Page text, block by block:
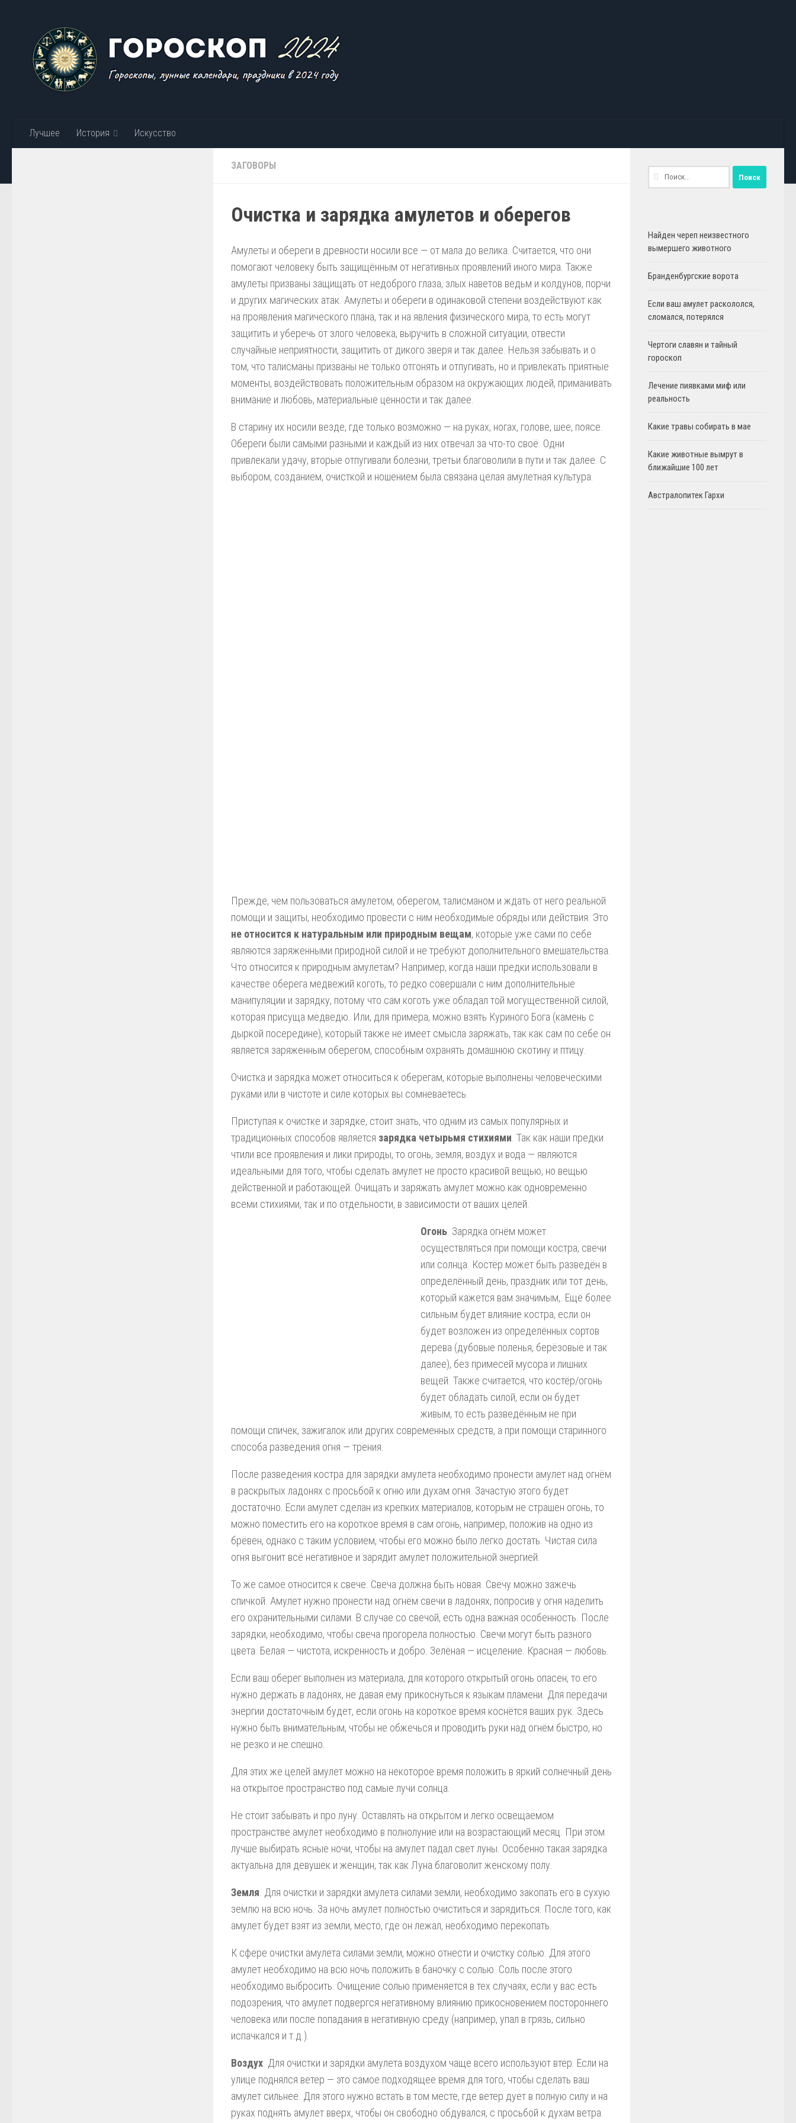
Лучшее История Искусство
ЗАГОВОРЫ
Очистка и зарядка амулетов и оберегов
Амулеты и обереги в древности носили все — от мала до велика. Считается, что они
помогают человеку быть защищённым от негативных проявлений иного мира. Также
амулеты призваны защищать от недоброго глаза, злых наветов ведьм и колдунов, порчи
и других магических атак. Амулеты и обереги в одинаковой степени воздействуют как
на проявления магического плана, так и на явления физического мира, то есть могут
защитить и уберечь от злого человека, выручить в сложной ситуации, отвести
случайные неприятности, защитить от дикого зверя и так далее. Нельзя забывать и о
том, что талисманы призваны не только отгонять и отпугивать, но и привлекать приятные
моменты, воздействовать положительным образом на окружающих людей, приманивать
внимание и любовь, материальные ценности и так далее.
В старину их носили везде, где только возможно — на руках, ногах, голове, шее, поясе.
Обереги были самыми разными и каждый из них отвечал за что-то своё. Одни
привлекали удачу, вторые отпугивали болезни, третьи благоволили в пути и так далее. С
выбором, созданием, очисткой и ношением была связана целая амулетная культура.
Прежде, чем пользоваться амулетом, оберегом, талисманом и ждать от него реальной
помощи и защиты, необходимо провести с ним необходимые обряды или действия. Это
не относится к натуральным или природным вещам, которые уже сами по себе
являются заряженными природной силой и не требуют дополнительного вмешательства.
Что относится к природным амулетам? Например, когда наши предки использовали в
качестве оберега медвежий коготь, то редко совершали с ним дополнительные
манипуляции и зарядку, потому что сам коготь уже обладал той могущественной силой,
которая присуща медведю. Или, для примера, можно взять Куриного Бога (камень с
дыркой посередине), который также не имеет смысла заряжать, так как сам по себе он
является заряженным оберегом, способным охранять домашнюю скотину и птицу.
Очистка и зарядка может относиться к оберегам, которые выполнены человеческими
руками или в чистоте и силе которых вы сомневаетесь.
Приступая к очистке и зарядке, стоит знать, что одним из самых популярных и
традиционных способов является зарядка четырьмя стихиями . Так как наши предки
чтили все проявления и лики природы, то огонь, земля, воздух и вода — являются
идеальными для того, чтобы сделать амулет не просто красивой вещью, но вещью
действенной и работающей. Очищать и заряжать амулет можно как одновременно
всеми стихиями, так и по отдельности, в зависимости от ваших целей.
Огонь . Зарядка огнём может
осуществляться при помощи костра, свечи
или солнца. Костёр может быть разведён в
определённый день, праздник или тот день,
который кажется вам значимым,. Ещё более
сильным будет влияние костра, если он
будет возложен из определённых сортов
дерева (дубовые поленья, берёзовые и так
далее), без примесей мусора и лишних
вещей. Также считается, что костёр/огонь
будет обладать силой, если он будет
живым, то есть разведённым не при
помощи спичек, зажигалок или других современных средств, а при помощи старинного
способа разведения огня — трения.
После разведения костра для зарядки амулета необходимо пронести амулет над огнём
в раскрытых ладонях с просьбой к огню или духам огня. Зачастую этого будет
достаточно. Если амулет сделан из крепких материалов, которым не страшен огонь, то
можно поместить его на короткое время в сам огонь, например, положив на одно из
брёвен, однако с таким условием, чтобы его можно было легко достать. Чистая сила
огня выгонит всё негативное и зарядит амулет положительной энергией.
То же самое относится к свече. Свеча должна быть новая. Свечу можно зажечь
спичкой. Амулет нужно пронести над огнём свечи в ладонях, попросив у огня наделить
его охранительными силами. В случае со свечой, есть одна важная особенность. После
зарядки, необходимо, чтобы свеча прогорела полностью. Свечи могут быть разного
цвета. Белая — чистота, искренность и добро. Зелёная — исцеление. Красная — любовь.
Если ваш оберег выполнен из материала, для которого открытый огонь опасен, то его
нужно держать в ладонях, не давая ему прикоснуться к языкам пламени. Для передачи
энергии достаточным будет, если огонь на короткое время коснётся ваших рук. Здесь
нужно быть внимательным, чтобы не обжечься и проводить руки над огнём быстро, но
не резко и не спешно.
Для этих же целей амулет можно на некоторое время положить в яркий солнечный день
на открытое пространство под самые лучи солнца.
Не стоит забывать и про луну. Оставлять на открытом и легко освещаемом
пространстве амулет необходимо в полнолуние или на возрастающий месяц. При этом
лучше выбирать ясные ночи, чтобы на амулет падал свет луны. Особенно такая зарядка
актуальна для девушек и женщин, так как Луна благоволит женскому полу.
Земля . Для очистки и зарядки амулета силами земли, необходимо закопать его в сухую
землю на всю ночь. За ночь амулет полностью очиститься и зарядиться. После того, как
амулет будет взят из земли, место, где он лежал, необходимо перекопать.
К сфере очистки амулета силами земли, можно отнести и очистку солью. Для этого
амулет необходимо на всю ночь положить в баночку с солью. Соль после этого
необходимо выбросить. Очищение солью применяется в тех случаях, если у вас есть
подозрения, что амулет подвергся негативному влиянию прикосновением постороннего
человека или после попадания в негативную среду (например, упал в грязь, сильно
испачкался и т.д.).
Воздух . Для очистки и зарядки амулета воздухом чаще всего используют втер. Если на
улице поднялся ветер — это самое подходящее время для того, чтобы сделать ваш
амулет сильнее. Для этого нужно встать в том месте, где ветер дует в полную силу и на
руках поднять амулет вверх, чтобы он свободно обдувался, с просьбой к духам ветра.
Найти:
Найден череп неизвестного
вымершего животного
Бранденбургские ворота
Если ваш амулет раскололся,
сломался, потерялся
Чертоги славян и тайный
гороскоп
Лечение пиявками миф или
реальность
Какие травы собирать в мае
Какие животные вымрут в
ближайшие 100 лет
Австралопитек Гархи